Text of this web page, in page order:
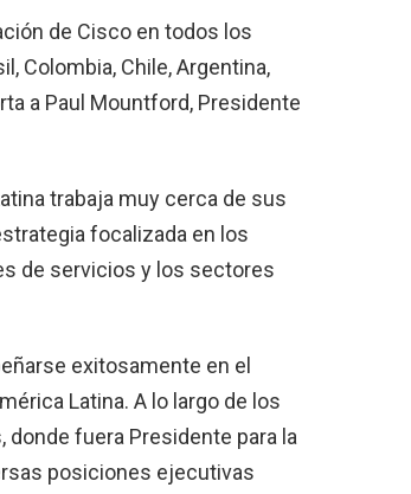
de Cisco en todos los
Colombia, Chile, Argentina,
a Paul Mountford, Presidente
trabaja muy cerca de sus
focalizada en los
de servicios y los sectores
exitosamente en el
Latina. A lo largo de los
fuera Presidente para la
posiciones ejecutivas